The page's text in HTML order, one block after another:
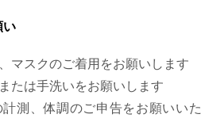
い
マスクのご着用をお願いします
たは手洗いをお願いします
測、体調のご申告をお願いいた